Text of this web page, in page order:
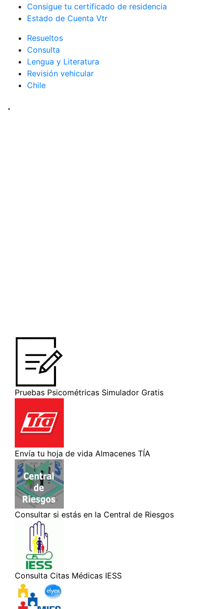
Consigue tu certificado de residencia
Estado de Cuenta Vtr
Resueltos
Consulta
Lengua y Literatura
Revisión vehicular
Chile
.